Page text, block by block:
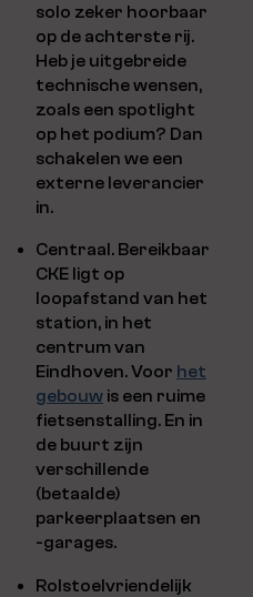
solo zeker hoorbaar
op de achterste rij.
Heb je uitgebreide
technische wensen,
zoals een spotlight
op het podium? Dan
schakelen we een
externe leverancier
in.
Centraal. Bereikbaar
CKE ligt op
loopafstand van het
station, in het
centrum van
Eindhoven. Voor het
gebouw is een ruime
fietsenstalling. En in
de buurt zijn
verschillende
(betaalde)
parkeerplaatsen en
-garages.
Rolstoelvriendelijk